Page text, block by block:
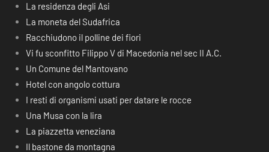
La residenza degli Asi
La moneta del Sudafrica
Racchiudono il polline dei fiori
Vi fu sconfitto Filippo V di Macedonia nel sec II A.C.
Un Comune del Mantovano
Hotel con angolo cottura
I resti di organismi usati per datare le rocce
Una Musa con la lira
La piazzetta veneziana
Il bastone da montagna